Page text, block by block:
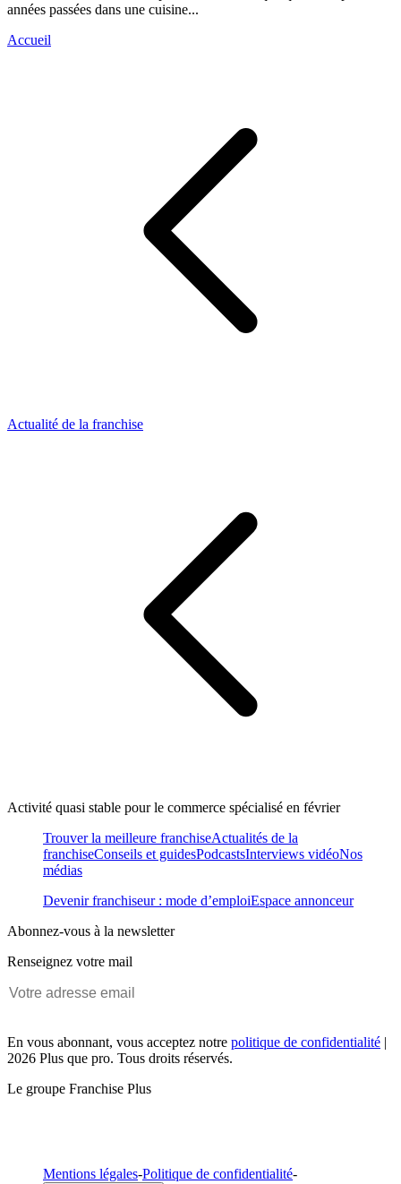
années passées dans une cuisine...
Accueil
Actualité de la franchise
Activité quasi stable pour le commerce spécialisé en février
Trouver la meilleure franchiseActualités de la
franchiseConseils et guidesPodcastsInterviews vidéoNos
médias
Devenir franchiseur : mode d’emploiEspace annonceur
Abonnez-vous à la newsletter
Renseignez votre mail
En vous abonnant, vous acceptez notre politique de confidentialité |
2026 Plus que pro. Tous droits réservés.
Le groupe Franchise Plus
Mentions légales-Politique de confidentialité-